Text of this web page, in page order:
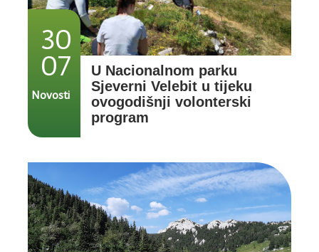
30
07
U Nacionalnom parku
Sjeverni Velebit u tijeku
ovogodišnji volonterski
program
Novosti